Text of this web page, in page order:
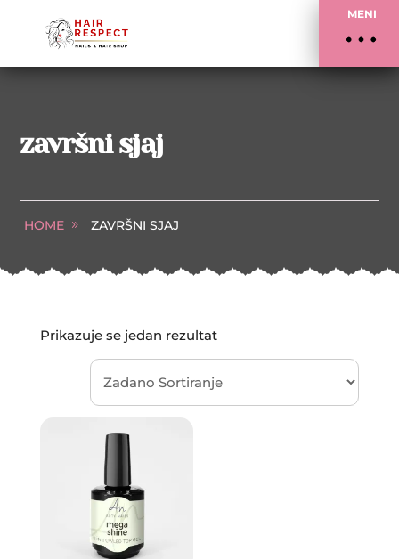
MENI
završni sjaj
HOME ZAVRŠNI SJAJ
Prikazuje se jedan rezultat